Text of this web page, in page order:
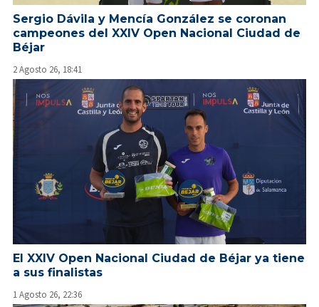
Sergio Dávila y Mencía González se coronan
campeones del XXIV Open Nacional Ciudad de
Béjar
2 Agosto 26, 18:41
El XXIV Open Nacional Ciudad de Béjar ya tiene
a sus finalistas
1 Agosto 26, 22:36